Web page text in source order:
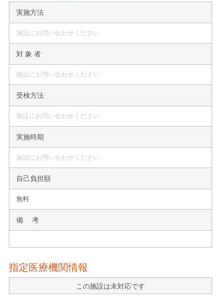
実施方法
施設にお問い合わせください
対 象 者
施設にお問い合わせください
受検方法
施設にお問い合わせください
実施時期
施設にお問い合わせください
自己負担額
無料
備 考
指定医療機関情報
この施設は未対応です